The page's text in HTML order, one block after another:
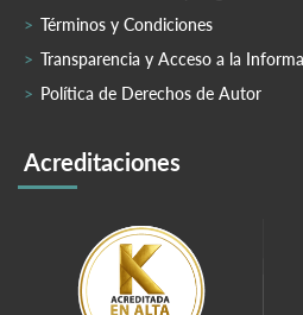
Términos y Condiciones
Transparencia y Acceso a la
Política de Derechos de Autor
Acreditaciones